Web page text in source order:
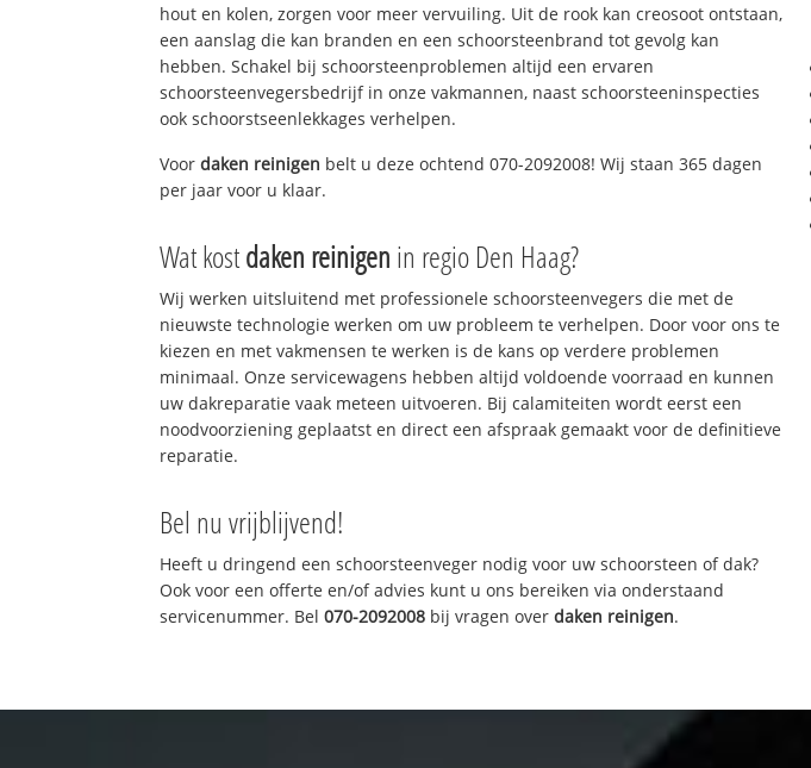
hout en kolen, zorgen voor meer vervuiling. Uit de rook kan creosoot ontstaan,
een aanslag die kan branden en een schoorsteenbrand tot gevolg kan
hebben. Schakel bij schoorsteenproblemen altijd een ervaren
schoorsteenvegersbedrijf in onze vakmannen, naast schoorsteeninspecties
ook schoorstseenlekkages verhelpen.
Voordaken reinigen belt u deze ochtend 070-2092008! Wij staan 365 dagen
per jaar voor u klaar.
Wat kostdaken reinigen in regio Den Haag?
Wij werken uitsluitend met professionele schoorsteenvegers die met de
nieuwste technologie werken om uw probleem te verhelpen. Door voor ons te
kiezen en met vakmensen te werken is de kans op verdere problemen
minimaal. Onze servicewagens hebben altijd voldoende voorraad en kunnen
uw dakreparatie vaak meteen uitvoeren. Bij calamiteiten wordt eerst een
noodvoorziening geplaatst en direct een afspraak gemaakt voor de definitieve
reparatie.
Bel nu vrijblijvend!
Heeft u dringend een schoorsteenveger nodig voor uw schoorsteen of dak?
Ook voor een offerte en/of advies kunt u ons bereiken via onderstaand
servicenummer. Bel070-2092008 bij vragen overdaken reinigen.